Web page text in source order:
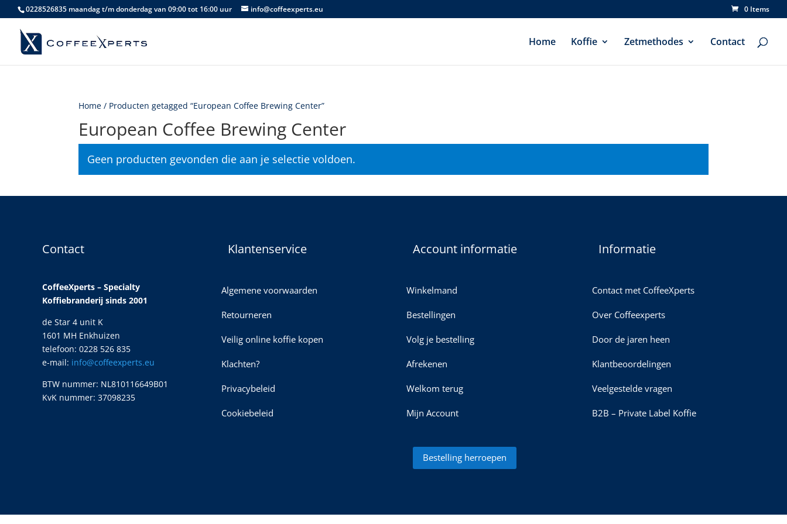
0228526835 maandag t/m donderdag van 09:00 tot 16:00 uur info@coffeexperts.eu 0 Items
Home Koffie Zetmethodes Contact
Home / Producten getagged “European Coffee Brewing Center”
European Coffee Brewing Center
Geen producten gevonden die aan je selectie voldoen.
Contact
CoffeeXperts – Specialty
Koffiebranderij sinds 2001
de Star 4 unit K
1601 MH Enkhuizen
telefoon: 0228 526 835
e-mail: info@coffeexperts.eu
BTW nummer: NL810116649B01
KvK nummer: 37098235
Klantenservice
Algemene voorwaarden
Retourneren
Veilig online koffie kopen
Klachten?
Privacybeleid
Cookiebeleid
Account informatie
Winkelmand
Bestellingen
Volg je bestelling
Afrekenen
Welkom terug
Mijn Account
Bestelling herroepen
Informatie
Contact met CoffeeXperts
Over Coffeexperts
Door de jaren heen
Klantbeoordelingen
Veelgestelde vragen
B2B – Private Label Koffie